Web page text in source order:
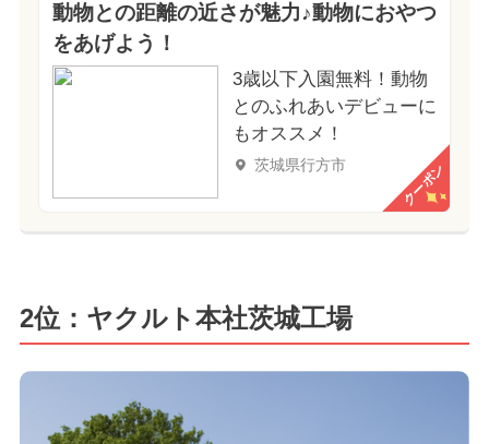
動物との距離の近さが魅力♪動物におやつ
をあげよう！
3歳以下入園無料！動物
とのふれあいデビューに
もオススメ！
茨城県行方市 クーポン
2位：ヤクルト本社茨城工場